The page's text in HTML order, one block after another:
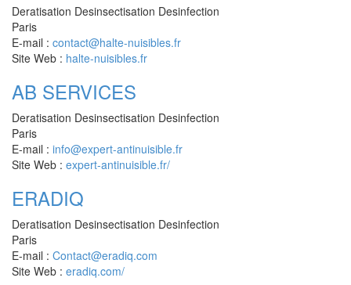
Deratisation Desinsectisation Desinfection
Paris
E-mail : contact@halte-nuisibles.fr
Site Web : halte-nuisibles.fr
AB SERVICES
Deratisation Desinsectisation Desinfection
Paris
E-mail : info@expert-antinuisible.fr
Site Web : expert-antinuisible.fr/
ERADIQ
Deratisation Desinsectisation Desinfection
Paris
E-mail : Contact@eradiq.com
Site Web : eradiq.com/